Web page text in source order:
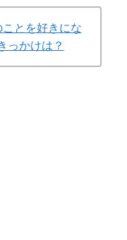
ことを好きにな
っかけは？